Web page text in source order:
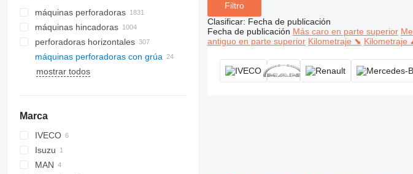
máquinas perforadoras
máquinas hincadoras
perforadoras horizontales
máquinas perforadoras con grúa
mostrar todos
Marca
IVECO
EuroCargo
Magirus
Isuzu
ELF
MAN
Filtro
Clasificar: Fecha de publicación
Fecha de publicación Más caro en parte superior
antiguo en parte superior Kilometraje ⬊ Kilometraje